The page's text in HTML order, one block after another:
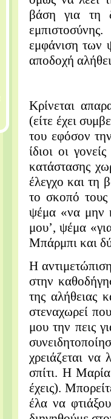
βάση για τη
εμφάνιση των
αποδοχή
Κρίνεται
(είτε έχει
του εφόσον
ίδιοι οι
κατάστασης
έλεγχο και τη
το σκοπό
ψέμα «να μην
μου’, ψέμα
Μπάρμπι και
Η
στην
της αλήθειας
στεναχωρεί
μου την πεις
χρειάζεται να
σπίτι. Η
έχεις).
έλα να